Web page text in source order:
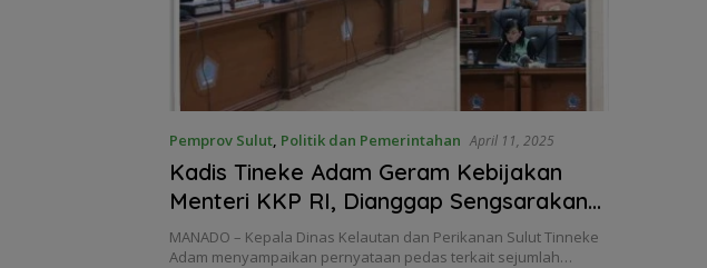
Pemprov Sulut, Politik dan Pemerintahan April 11, 2025
Kadis Tineke Adam Geram Kebijakan
Menteri KKP RI, Dianggap Sengsarakan
Masyarakat Nelayan
MANADO – Kepala Dinas Kelautan dan Perikanan Sulut Tinneke
Adam menyampaikan pernyataan pedas terkait sejumlah…